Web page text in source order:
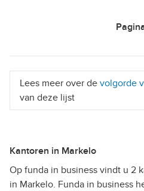
Lees meer over de volgorde
van deze lijst
Kantoren in Markelo
Op funda in business vindt u 2
in Markelo. Funda in business